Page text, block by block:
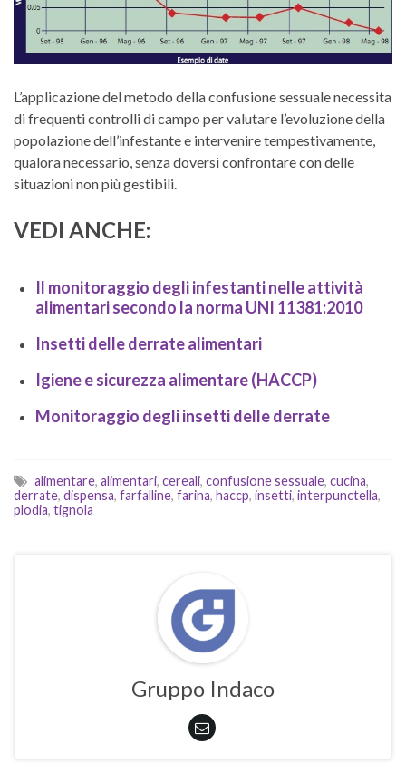
L’applicazione del metodo della confusione sessuale necessita
di frequenti controlli di campo per valutare l’evoluzione della
popolazione dell’infestante e intervenire tempestivamente,
qualora necessario, senza doversi confrontare con delle
situazioni non più gestibili.
VEDI ANCHE:
Il monitoraggio degli infestanti nelle attività
alimentari secondo la norma UNI 11381:2010
Insetti delle derrate alimentari
Igiene e sicurezza alimentare (HACCP)
Monitoraggio degli insetti delle derrate
alimentare, alimentari, cereali, confusione sessuale, cucina,
derrate, dispensa, farfalline, farina, haccp, insetti, interpunctella,
plodia, tignola
Gruppo Indaco